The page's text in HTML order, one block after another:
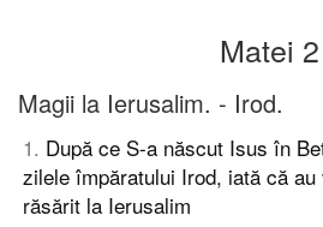
Matei 2
Magii la Ierusalim. - Irod.
1. După ce S-a născut Isus în
zilele împăratului Irod, iată că
răsărit la Ierusalim